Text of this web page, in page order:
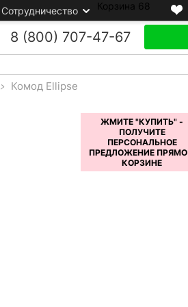
Сотрудничество Корзина 68
8 (800) 707-47-67
> Комод Ellipse